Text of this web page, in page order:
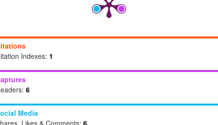
Indexes: 1
6
Media
Likes & Comments: 6